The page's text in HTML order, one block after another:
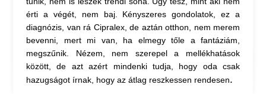
érti a végét, nem baj. Kényszeres gondolatok, ez a
diagnózis, van rá Cipralex, de aztán otthon, nem merem
bevenni, mert mi van, ha elmegy tőle a fantáziám,
megszűnik. Nézem, nem szerepel a mellékhatások
között, de azt azért mindenki tudja, hogy oda csak
hazugságot írnak, hogy az átlag reszkessen rendesen.